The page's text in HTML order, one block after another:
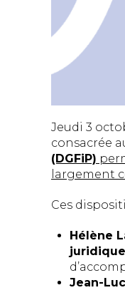
Jeudi 3
consacrée
(DGFiP)
largement
Ces
Hélène
Jean-